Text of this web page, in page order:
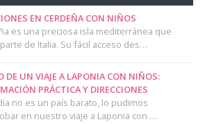
EN CERDEÑA CON NIÑOS
es una preciosa isla mediterránea que
de Italia. Su fácil acceso des…
DE UN VIAJE A LAPONIA CON NIÑOS:
PRÁCTICA Y DIRECCIONES
no es un país barato, lo pudimos
en nuestro viaje a Laponia con …